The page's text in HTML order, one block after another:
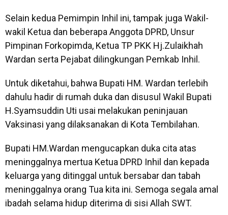
Selain kedua Pemimpin Inhil ini, tampak juga Wakil-
wakil Ketua dan beberapa Anggota DPRD, Unsur
Pimpinan Forkopimda, Ketua TP PKK Hj.Zulaikhah
Wardan serta Pejabat dilingkungan Pemkab Inhil.
Untuk diketahui, bahwa Bupati HM. Wardan terlebih
dahulu hadir di rumah duka dan disusul Wakil Bupati
H.Syamsuddin Uti usai melakukan peninjauan
Vaksinasi yang dilaksanakan di Kota Tembilahan.
Bupati HM.Wardan mengucapkan duka cita atas
meninggalnya mertua Ketua DPRD Inhil dan kepada
keluarga yang ditinggal untuk bersabar dan tabah
meninggalnya orang Tua kita ini. Semoga segala amal
ibadah selama hidup diterima di sisi Allah SWT.